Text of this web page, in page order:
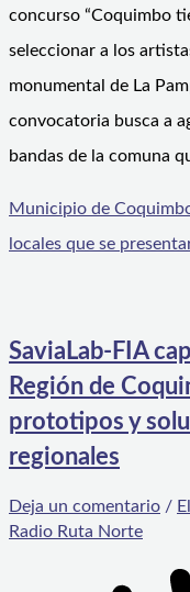
concurso “Coquimbo
seleccionar a los
monumental de La
convocatoria busca a
bandas de la comuna
Municipio de
locales que se
SaviaLab-FIA
Región de
prototipos y
regionales
Deja un comentario /
Radio Ruta Norte